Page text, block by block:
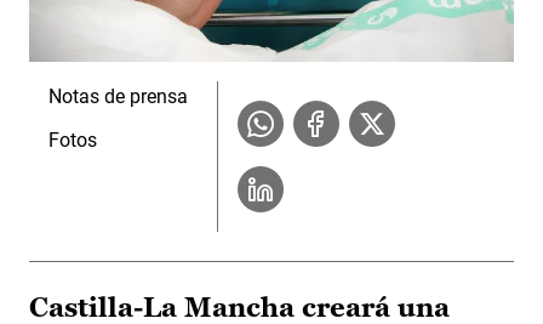
Notas de prensa
Fotos
Castilla-La Mancha creará una